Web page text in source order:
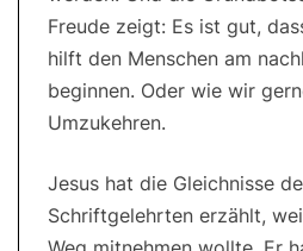
Freude zeigt: Es ist gut,
hilft den Menschen am
beginnen. Oder wie wir
Umzukehren.
Jesus hat die Gleichnisse
Schriftgelehrten erzählt,